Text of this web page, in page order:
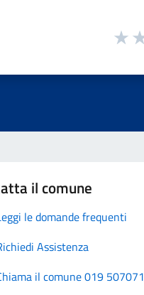
il comune
le domande frequenti
Assistenza
il comune 019 507071